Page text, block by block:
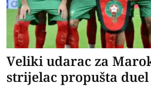
Veliki udarac za
strijelac propušta